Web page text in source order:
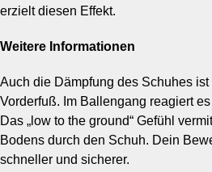
erzielt diesen Effekt.
Weitere Informationen
Auch die Dämpfung des Schuhes
Vorderfuß. Im Ballengang reagiert
Das „low to the ground“ Gefühl
Bodens durch den Schuh. Dein
schneller und sicherer.